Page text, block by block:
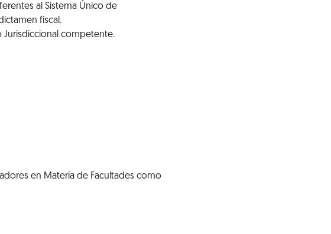
al Sistema Único de
fiscal.
competente.
en Materia de Facultades como